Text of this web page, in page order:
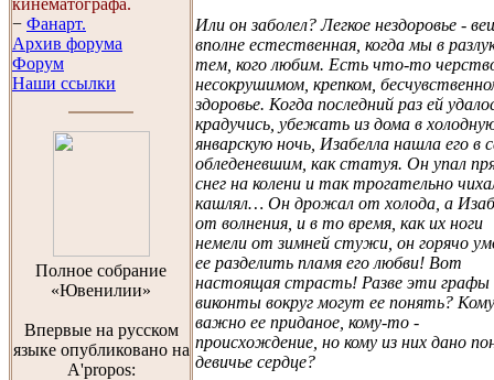
кинематографа.
− Фанарт.
Архив форума
Форум
Наши ссылки
Полноe собраниe
«Ювенилии»
Впервые на русском
языке опубликовано на
A'propos:
Или он заболел? Легкое нездоровье -
вполне естественная, когда мы в
тем, кого любим. Есть что-то
несокрушимом, крепком,
здоровье. Когда последний раз ей
крадучись, убежать из дома в
январскую ночь, Изабелла нашла его в
обледеневшим, как статуя. Он упал
снег на колени и так трогательно
кашлял… Он дрожал от холода, а
от волнения, и в то время, как их ноги
немели от зимней стужи, он горячо
ее разделить пламя его любви! Вот
настоящая страсть! Разве эти графы
виконты вокруг могут ее понять?
важно ее приданое, кому-то -
происхождение, но кому из них дано
девичье сердце?